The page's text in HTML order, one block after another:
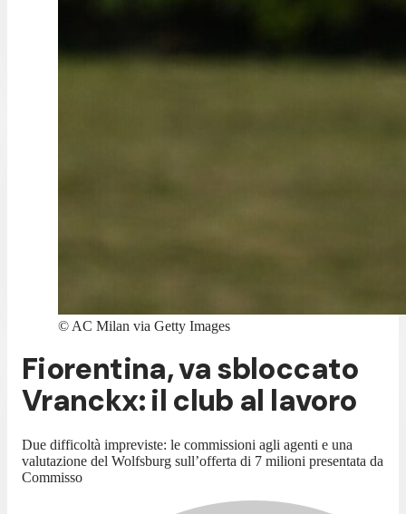
© AC Milan via Getty Images
Fiorentina, va sbloccato
Vranckx: il club al lavoro
Due difficoltà impreviste: le commissioni agli agenti e una
valutazione del Wolfsburg sull’offerta di 7 milioni presentata da
Commisso